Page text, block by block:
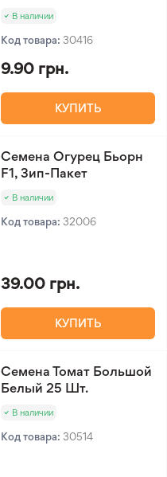
В наличии
Код товара: 30416
9.90 грн.
КУПИТЬ
Семена Огурец Бьорн
F1, Зип-Пакет
В наличии
Код товара: 32006
39.00 грн.
КУПИТЬ
Семена Томат Большой
Белый 25 Шт.
В наличии
Код товара: 30514